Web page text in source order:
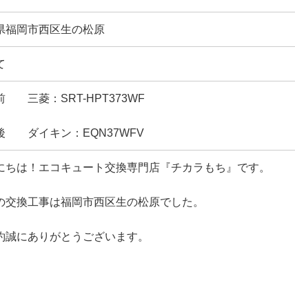
福岡市西区生の松原
三菱：SRT-HPT373WF
ダイキン：EQN37WFV
ちは！エコキュート交換専門店『チカラもち』です。
交換工事は福岡市西区生の松原でした。
誠にありがとうございます。